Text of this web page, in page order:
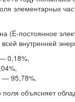
элементарных
(E-постоянное
внутренней
0,18%,
— 95,78%.
объясняет